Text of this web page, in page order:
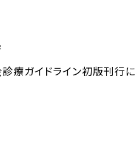
療ガイドライン初版刊行に